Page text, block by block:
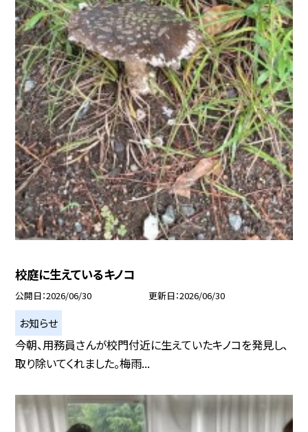
校庭に生えているキノコ
公開日 2026/06/30 更新日 2026/06/30
お知らせ
今朝、用務員さんが校門付近に生えていたキノコを発見し、
取り除いてくれました。梅雨...